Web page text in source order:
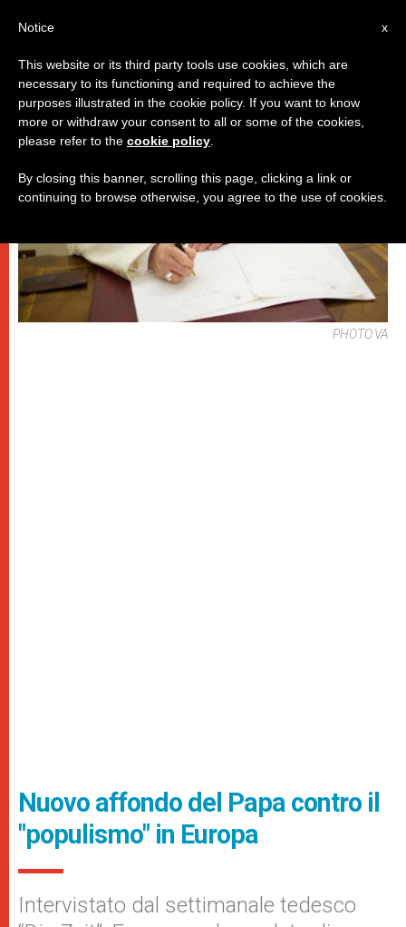
PAPI
PHOTO.VA
Nuovo affondo del Papa contro il
"populismo" in Europa
Intervistato dal settimanale tedesco
x
Notice
This website or its third party tools use cookies, which are
necessary to its functioning and required to achieve the
purposes illustrated in the cookie policy. If you want to know
more or withdraw your consent to all or some of the cookies,
please refer to the cookie policy
By closing this banner, scrolling this page, clicking a link or
continuing to browse otherwise, you agree to the use of cookies.